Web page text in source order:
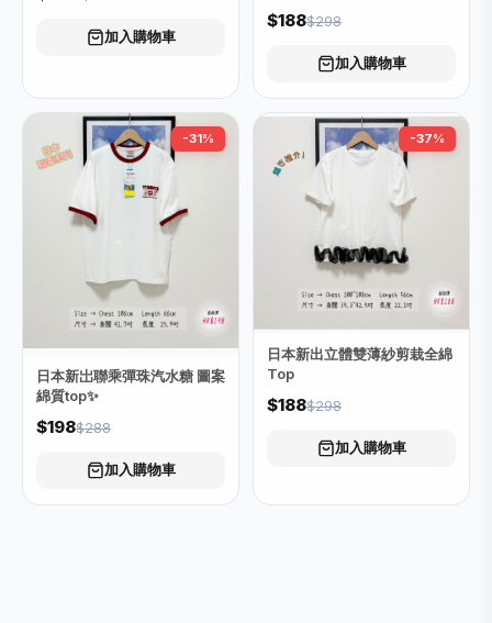
加入購物車
$188$298
加入購物車
-31%
日本新岀聯乘彈珠汽水糖 圖案
綿質top✨
$198$288
加入購物車
-37%
日本新出立體雙薄紗剪栽全綿
Top
$188$298
加入購物車